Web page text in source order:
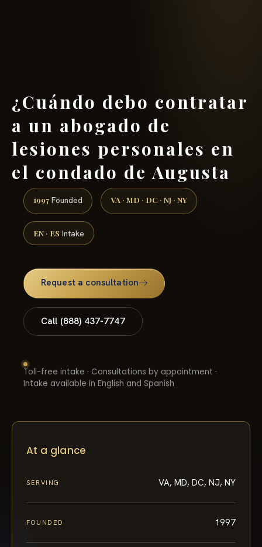
¿Cuándo debo contratar
a un abogado de
lesiones personales en
el condado de Augusta
1997 Founded VA · MD · DC · NJ · NY
EN · ES Intake
Request a consultation
Call (888) 437-7747
Toll-free intake · Consultations by appointment ·
Intake available in English and Spanish
At a glance
SERVING VA, MD, DC, NJ, NY
FOUNDED 1997